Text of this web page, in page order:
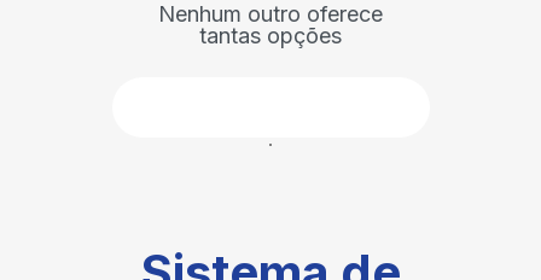
Nenhum outro oferece
tantas opções